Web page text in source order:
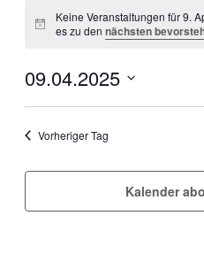
für
April
Hinweis
Keine Veranstaltungen für 9.
es zu dennächsten
09.04.2025
Vorheriger Tag
Kalender